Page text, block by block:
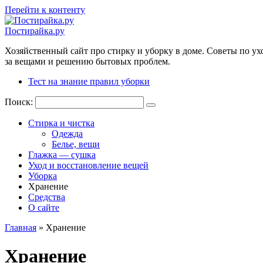
Перейти к контенту
Постирайка.ру
Хозяйственный сайт про стирку и уборку в доме. Советы по
за вещами и решению бытовых проблем.
Тест на знание правил уборки
Поиск:
Стирка и чистка
Одежда
Белье, вещи
Глажка — сушка
Уход и восстановление вещей
Уборка
Хранение
Средства
О сайте
Главная » Хранение
Хранение